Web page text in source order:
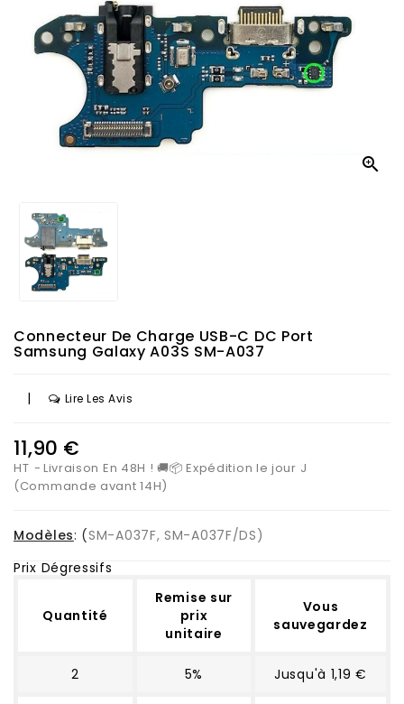

Connecteur De Charge USB-C DC Port
Samsung Galaxy A03S SM-A037
| Lire Les Avis
11,90 €
HT
Livraison En 48H ! 🚚📦 Expédition le jour J
(Commande avant 14H)
Modèles: (SM-A037F, SM-A037F/DS)
Prix Dégressifs
Quantité
Remise sur
prix
unitaire
Vous
sauvegardez
2 5% Jusqu'à 1,19 €